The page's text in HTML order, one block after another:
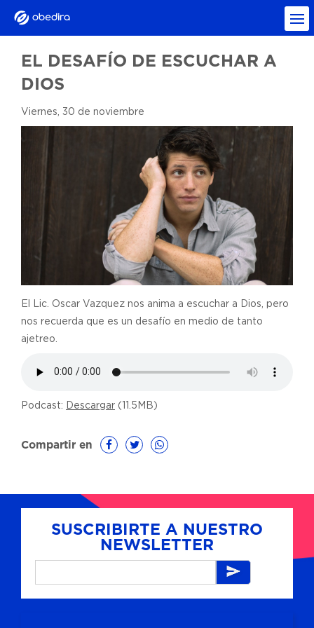
EL DESAFÍO DE ESCUCHAR A
DIOS
Viernes, 30 de noviembre
El Lic. Oscar Vazquez nos anima a escuchar a Dios, pero
nos recuerda que es un desafío en medio de tanto
ajetreo.
Podcast: Descargar (11.5MB)
Compartir en
SUSCRIBIRTE A NUESTRO
NEWSLETTER